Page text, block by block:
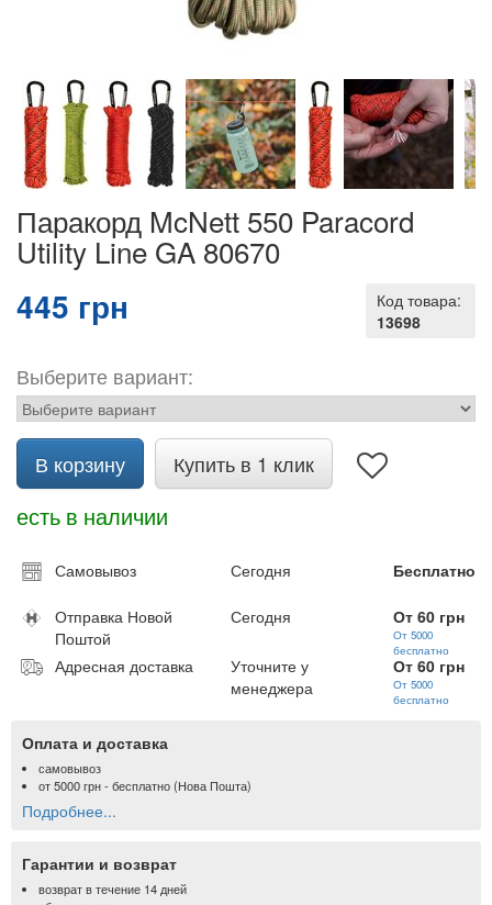
Паракорд McNett 550 Paracord
Utility Line GA 80670
Код товара:
13698
445 грн
Выберите вариант:
В корзину Купить в 1 клик
есть в наличии
Самовывоз Сегодня Бесплатно
Отправка Новой
Поштой
Сегодня От 60 грн
От 5000
бесплатно
Адресная доставка
Уточните у
менеджера
От 60 грн
От 5000
бесплатно
Оплата и доставка
самовывоз
от5000 грн- бесплатно (Нова Пошта)
Подробнее...
Гарантии и возврат
возврат в течение 14 дней